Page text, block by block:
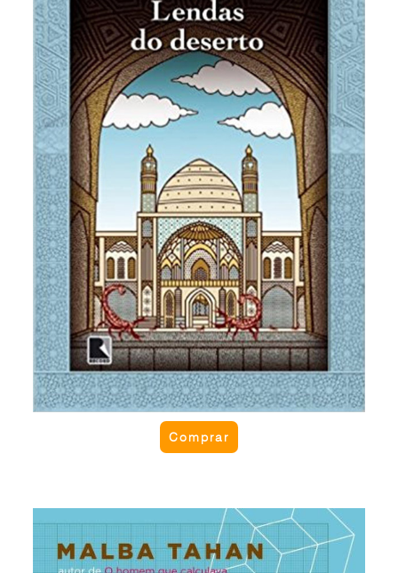
passam as lendas do deserto. São contos do povo
árabe, originalíssimas.
Comprar
Matemática divertida e curiosa
Uma das obras pioneiras da pedagogia de Malba